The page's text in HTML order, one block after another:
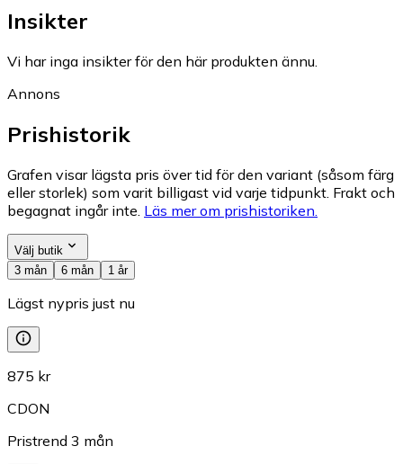
Insikter
Vi har inga insikter för den här produkten ännu.
Annons
Prishistorik
Grafen visar lägsta pris över tid för den variant (såsom färg
eller storlek) som varit billigast vid varje tidpunkt. Frakt och
begagnat ingår inte. Läs mer om prishistoriken.
Välj butik
3 mån
6 mån 1 år
Lägst nypris just nu
875 kr
CDON
Pristrend 3 mån